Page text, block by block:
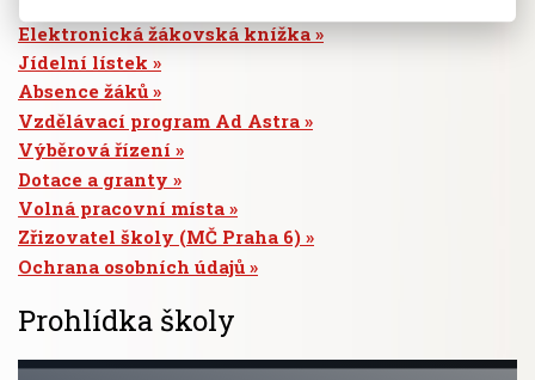
Elektronická žákovská knížka
Jídelní lístek
Absence žáků
Vzdělávací program Ad Astra
Výběrová řízení
Dotace a granty
Volná pracovní místa
Zřizovatel školy (MČ Praha 6)
Ochrana osobních údajů
Prohlídka školy